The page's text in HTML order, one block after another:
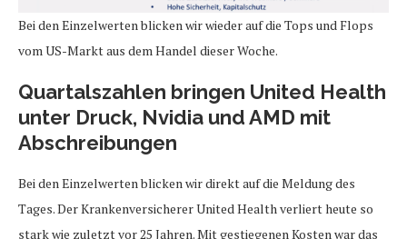
Bei den Einzelwerten blicken wir wieder auf die Tops und Flops
vom US-Markt aus dem Handel dieser Woche.
Quartalszahlen bringen United Health
unter Druck, Nvidia und AMD mit
Abschreibungen
Bei den Einzelwerten blicken wir direkt auf die Meldung des
Tages. Der Krankenversicherer United Health verliert heute so
stark wie zuletzt vor 25 Jahren. Mit gestiegenen Kosten war das